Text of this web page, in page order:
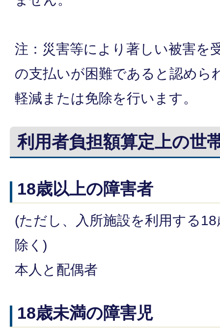
注：災害等により著しい被害を
の支払いが困難であると認めら
軽減または免除を行います。
利用者負担額算定上の世
18歳以上の障害者
(ただし、入所施設を利用する
除く)
本人と配偶者
18歳未満の障害児